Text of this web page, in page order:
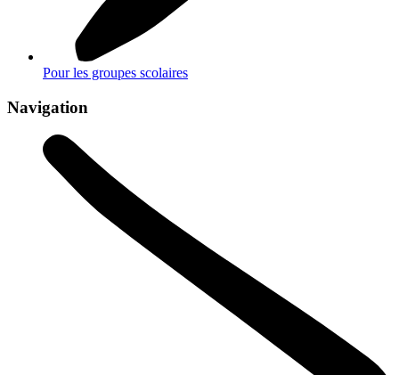
Pour les groupes scolaires
Navigation